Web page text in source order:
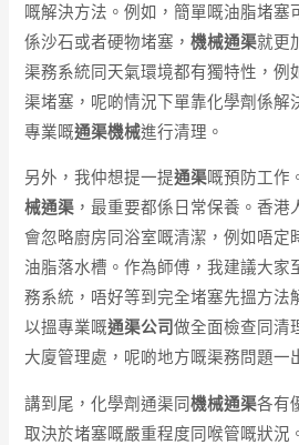
嘅解決方法。例如，簡單嘅油脂堵塞
係沙石或者硬物堵塞，機械通渠就更
渠務系統同天氣環境都有獨特性，例
渠堵塞，呢啲情況下單靠化學劑係解
專業嘅通渠機械進行清理。
另外，我仲想提一提通渠嘅預防工作
械通渠 ，最重要都係日常保養。香
會忽略廚房同浴室嘅清潔，例如唔定
油脂落水槽。作為師傅，我建議大家
務系統，唔好等到完全堵塞先搵方法
以搵專業嘅通渠公司做全面檢查同清
大廈管理處，呢啲地方嘅渠務問題一
講到尾，化學劑通渠同機械通渠各有
取決於堵塞嘅嚴重程度同喉管嘅狀況